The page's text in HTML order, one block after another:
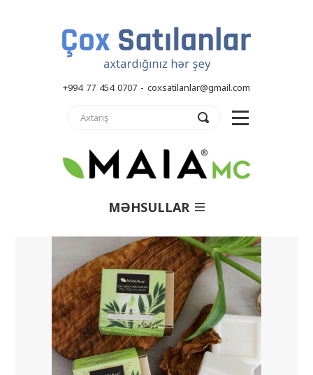
+994 77 454 0707 - coxsatilanlar@gmail.com
MƏHSULLAR